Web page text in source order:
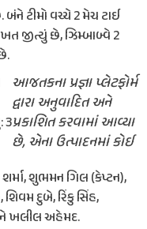
બંને ટીમો વચ્ચે 2 મેચ ટાઈ
જીત્યું છે, ઝિમ્બાબ્વે 2
3
શુભમન ગિલ (કેપ્ટન),
દુબે, રિંકુ સિંહ,
ખલીલ અહેમદ.
આજતકના પ્રજ્ઞા પ્લેટફોર્મ
દ્વારા અનુવાદિત અને
પ્રકાશિત કરવામાં આવ્યા
છે, એના ઉત્પાદનમાં કોઈ